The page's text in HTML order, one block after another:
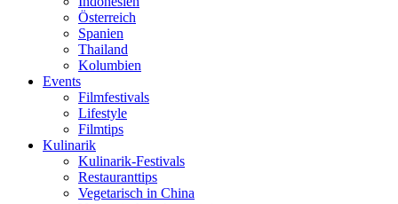
Österreich
Spanien
Thailand
Kolumbien
Events
Filmfestivals
Lifestyle
Filmtips
Kulinarik
Kulinarik-Festivals
Restauranttips
Vegetarisch in China